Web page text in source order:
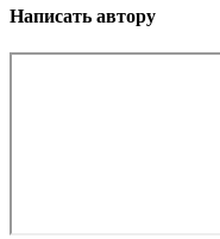
Написать автору